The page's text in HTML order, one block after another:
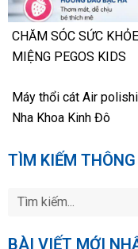
CHĂM SÓC SỨC
MIỆNG PEGOS KIDS
Máy thổi cát Air
Nha Khoa Kinh Đô
TÌM KIẾM
BÀI VIẾT MỚI